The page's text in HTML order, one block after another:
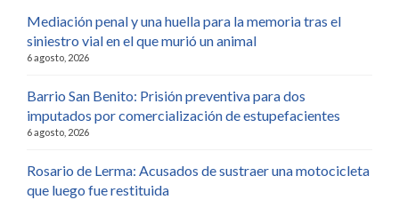
Mediación penal y una huella para la memoria tras el
siniestro vial en el que murió un animal
6 agosto, 2026
Barrio San Benito: Prisión preventiva para dos
imputados por comercialización de estupefacientes
6 agosto, 2026
Rosario de Lerma: Acusados de sustraer una motocicleta
que luego fue restituida